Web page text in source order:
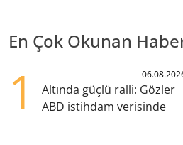
En Çok Okunan
1
Altında güçlü ralli: Gözler
ABD istihdam verisinde